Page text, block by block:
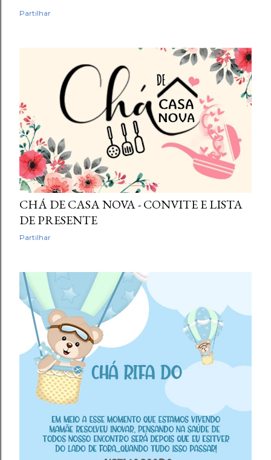
Partilhar
CHÁ DE CASA NOVA - CONVITE E LISTA
DE PRESENTE
Partilhar